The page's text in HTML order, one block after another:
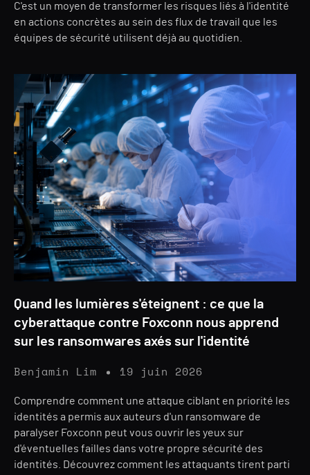
C'est un moyen de transformer les risques liés à l'identité
en actions concrètes au sein des flux de travail que les
équipes de sécurité utilisent déjà au quotidien.
Quand les lumières s'éteignent : ce que la
cyberattaque contre Foxconn nous apprend
sur les ransomwares axés sur l'identité
Benjamin Lim 19 juin 2026
Comprendre comment une attaque ciblant en priorité les
identités a permis aux auteurs d'un ransomware de
paralyser Foxconn peut vous ouvrir les yeux sur
d'éventuelles failles dans votre propre sécurité des
identités. Découvrez comment les attaquants tirent parti